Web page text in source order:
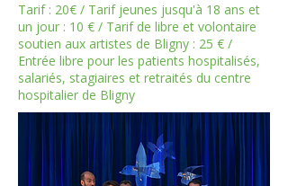
Tarif : 20€ / Tarif jeunes jusqu'à 18 ans et
un jour : 10 € / Tarif de libre et volontaire
soutien aux artistes de Bligny : 25 € /
Entrée libre pour les patients hospitalisés,
salariés, stagiaires et retraités du centre
hospitalier de Bligny